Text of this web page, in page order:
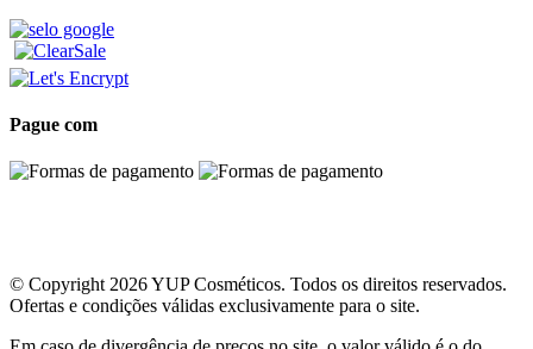
Pague com
© Copyright 2026 YUP Cosméticos. Todos os direitos reservados.
Ofertas e condições válidas exclusivamente para o site.